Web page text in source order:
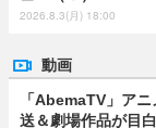
2026.8.3(月) 18:00
動画
「AbemaTV」ア
送＆劇場作品が目